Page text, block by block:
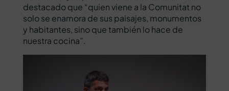
destacado que “quien viene a la Comunitat no
solo se enamora de sus paisajes, monumentos
y habitantes, sino que también lo hace de
nuestra cocina”.